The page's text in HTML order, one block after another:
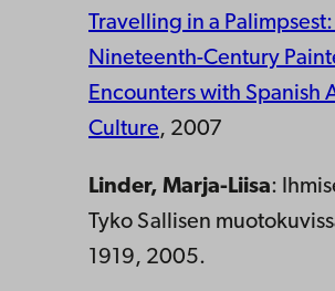
Travelling in a
Nineteenth-Century
Encounters with Spanish
Culture, 2007
Linder, Marja-Liisa:
Tyko Sallisen
1919, 2005.